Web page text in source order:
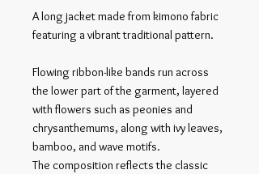
A long jacket made from kimono fabric
featuring a vibrant traditional pattern.
Flowing ribbon-like bands run across
the lower part of the garment, layered
with flowers such as peonies and
chrysanthemums, along with ivy leaves,
bamboo, and wave motifs.
The composition reflects the classic